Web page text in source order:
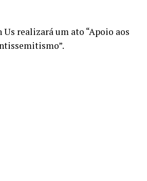
realizará um ato “Apoio aos